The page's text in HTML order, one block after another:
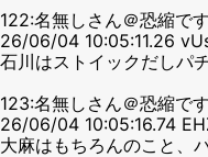
122:名無しさん＠恐縮です
26/06/04 10:05:11.26
石川はストイックだしパ
123:名無しさん＠恐縮です
26/06/04 10:05:16.74
大麻はもちろんのこと、